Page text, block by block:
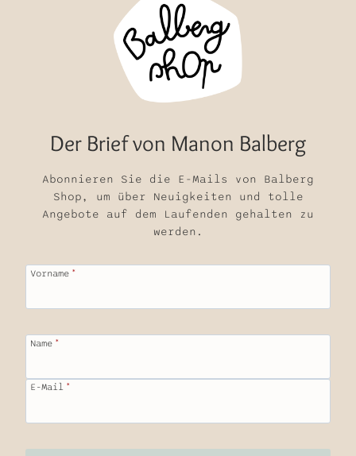
Der Brief von Manon Balberg
Abonnieren Sie die E-Mails von Balberg
Shop, um über Neuigkeiten und tolle
Angebote auf dem Laufenden gehalten zu
werden.
Vorname *
Name *
E-Mail *